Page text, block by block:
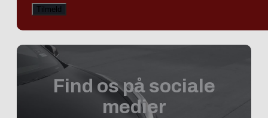
Find os på sociale
medier